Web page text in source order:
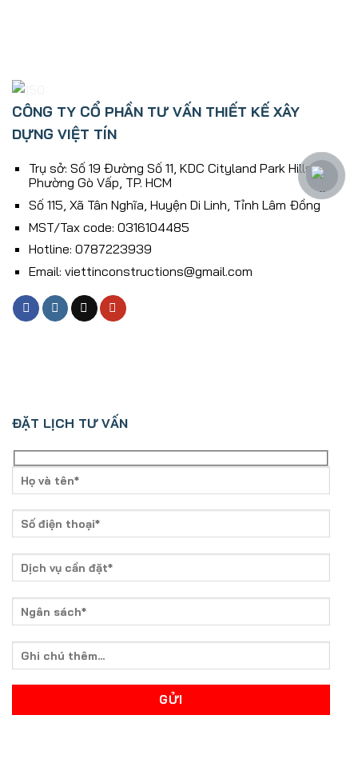
CÔNG TY CỔ PHẦN TƯ VẤN THIẾT KẾ XÂY
DỰNG VIỆT TÍN
Trụ sở: Số 19 Đường Số 11, KDC Cityland Park Hills,
Phường Gò Vấp, TP. HCM
Số 115, Xã Tân Nghĩa, Huyện Di Linh, Tỉnh Lâm Ðồng
MST/Tax code: 0316104485
Hotline: 0787223939
Email: viettinconstructions@gmail.com
ĐẶT LỊCH TƯ VẤN